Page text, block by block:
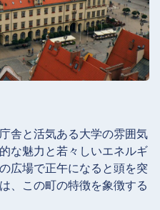
舎と活気ある大学の雰囲気
な魅力と若々しいエネルギ
広場で正午になると頭を突
、この町の特徴を象徴する